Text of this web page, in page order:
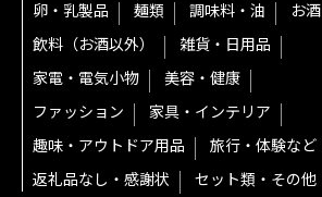
卵・乳製品
麺類 調味料・油
お酒
飲料（お酒以外）
雑貨・日用品
家電・電気小物
美容・健康
ファッション
家具・インテリア
趣味・アウトドア用品
旅行・体験など
返礼品なし・感謝状
セット類・その他